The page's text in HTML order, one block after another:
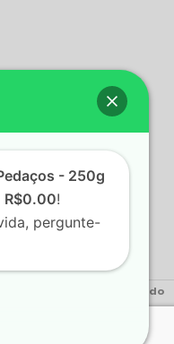
Desenvolvido
- 250g
R$0.00!
pergunte-